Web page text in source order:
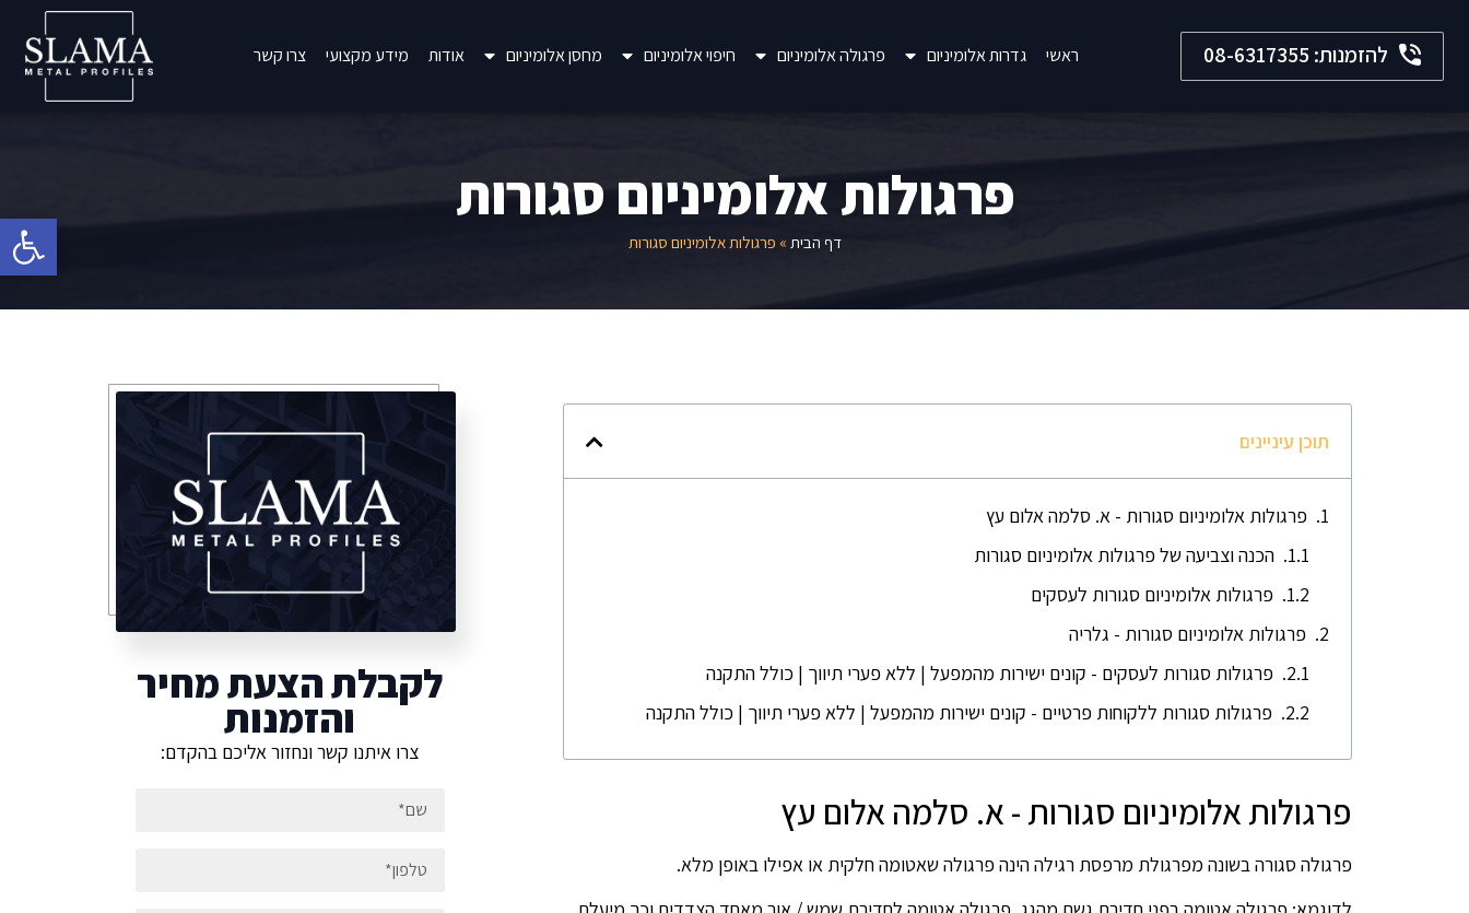
להזמנות: 08-6317355 ראשי גדרות אלומיניום פרגולה אלומיניום חיפוי אלומיניום מחסן אלומיניום אודות מידע מקצועי צרו קשר
פרגולות אלומיניום סגורות
דף הבית » פרגולות אלומיניום סגורות
תוכן עיניינים
פרגולות אלומיניום סגורות - א. סלמה אלום עץ
הכנה וצביעה של פרגולות אלומיניום סגורות
פרגולות אלומיניום סגורות לעסקים
פרגולות אלומיניום סגורות - גלריה
פרגולות סגורות לעסקים - קונים ישירות מהמפעל | ללא פערי תיווך | כולל התקנה
פרגולות סגורות ללקוחות פרטיים - קונים ישירות מהמפעל | ללא פערי תיווך | כולל התקנה
פרגולות אלומיניום סגורות - א. סלמה אלום עץ
פרגולה סגורה בשונה מפרגולת מרפסת רגילה הינה פרגולה שאטומה חלקית או אפילו באופן מלא.
לקבלת הצעת מחיר
והזמנות
צרו איתנו קשר ונחזור אליכם בהקדם: